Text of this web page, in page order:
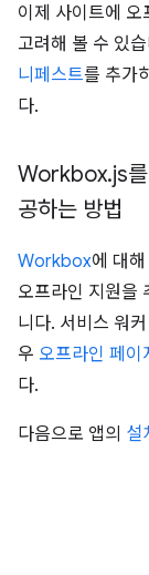
이제 사이트에
고려해 볼 수 있
니페스트를 추가
다.
Workbox.js
공하는 방법
Workbox에 대
오프라인 지원을
니다. 서비스 워
우 오프라인 페이
다.
다음으로 앱의 설